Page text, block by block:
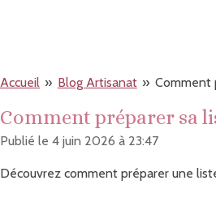
Accueil » Blog Artisanat » Comment
Comment préparer sa
Publié le 4 juin 2026 à 23:47
Découvrez comment préparer une